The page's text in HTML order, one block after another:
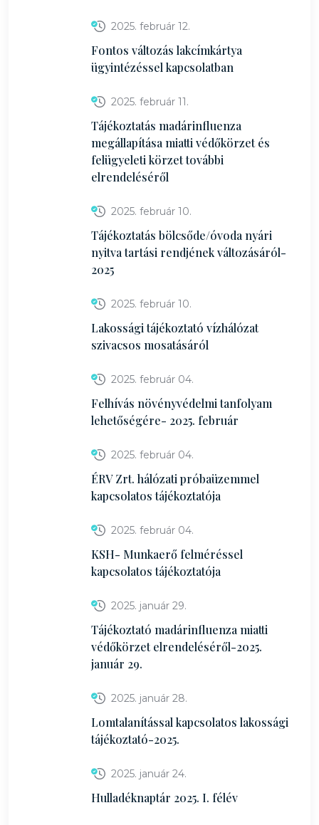
2025. február 12.
Fontos változás lakcímkártya
ügyintézéssel kapcsolatban
2025. február 11.
Tájékoztatás madárinfluenza
megállapítása miatti védőkörzet és
felügyeleti körzet további
elrendeléséről
2025. február 10.
Tájékoztatás bölcsőde/óvoda nyári
nyitva tartási rendjének változásáról-
2025
2025. február 10.
Lakossági tájékoztató vízhálózat
szivacsos mosatásáról
2025. február 04.
Felhívás növényvédelmi tanfolyam
lehetőségére- 2025. február
2025. február 04.
ÉRV Zrt. hálózati próbaüzemmel
kapcsolatos tájékoztatója
2025. február 04.
KSH- Munkaerő felméréssel
kapcsolatos tájékoztatója
2025. január 29.
Tájékoztató madárinfluenza miatti
védőkörzet elrendeléséről-2025.
január 29.
2025. január 28.
Lomtalanítással kapcsolatos lakossági
tájékoztató-2025.
2025. január 24.
Hulladéknaptár 2025. I. félév